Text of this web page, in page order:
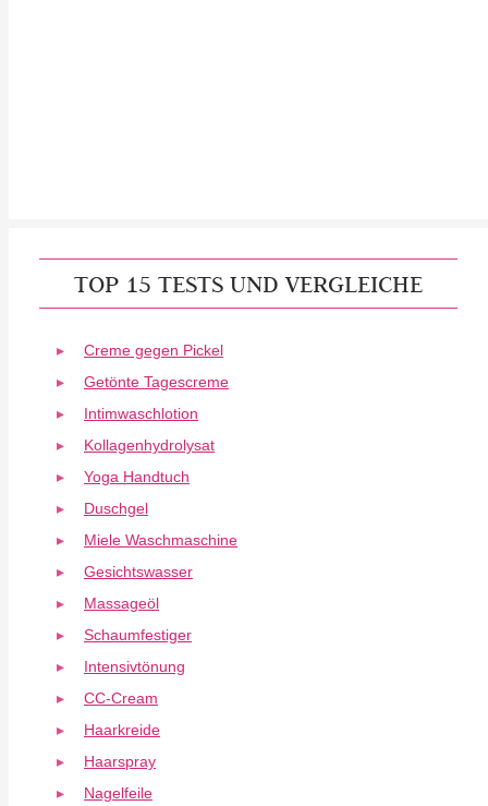
TOP 15 TESTS UND VERGLEICHE
Creme gegen Pickel
Getönte Tagescreme
Intimwaschlotion
Kollagenhydrolysat
Yoga Handtuch
Duschgel
Miele Waschmaschine
Gesichtswasser
Massageöl
Schaumfestiger
Intensivtönung
CC-Cream
Haarkreide
Haarspray
Nagelfeile